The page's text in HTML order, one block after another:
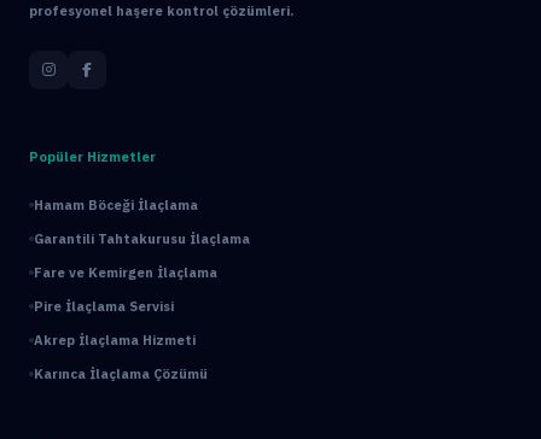
profesyonel haşere kontrol çözümleri.
Popüler Hizmetler
Hamam Böceği İlaçlama
Garantili Tahtakurusu İlaçlama
Fare ve Kemirgen İlaçlama
Pire İlaçlama Servisi
Akrep İlaçlama Hizmeti
Karınca İlaçlama Çözümü